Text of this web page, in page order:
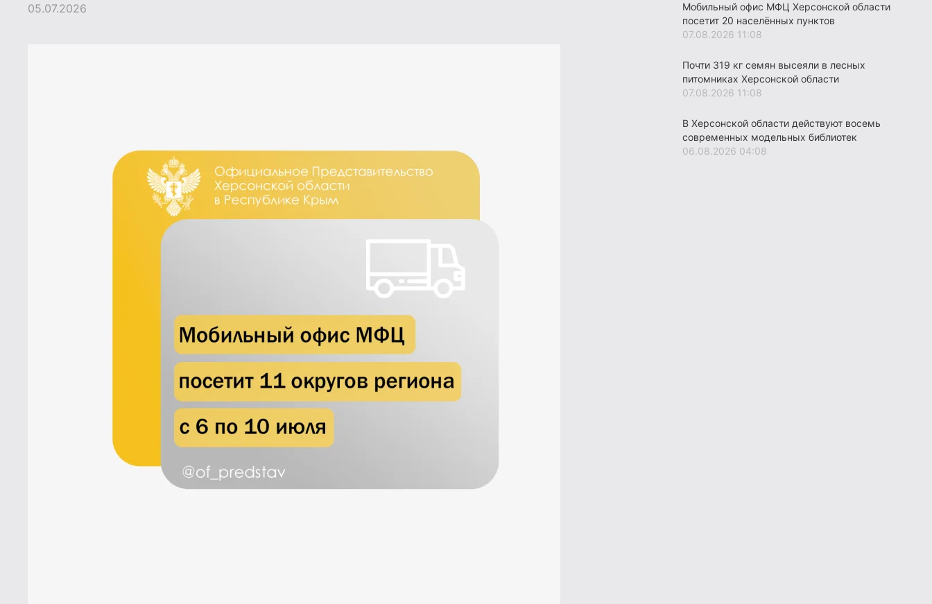
05.07.2026
Мобильный офис МФЦ Херсонской области
посетит 20 населённых пунктов
07.08.2026 11:08
Почти 319 кг семян высеяли в лесных
питомниках Херсонской области
07.08.2026 11:08
В Херсонской области действуют восемь
современных модельных библиотек
06.08.2026 04:08